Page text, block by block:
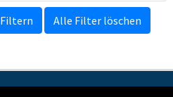
Filtern Alle Filter löschen